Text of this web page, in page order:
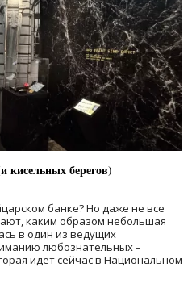
кисельных берегов)
банке? Но даже не все
каким образом небольшая
в один из ведущих
любознательных –
идет сейчас в Национальном